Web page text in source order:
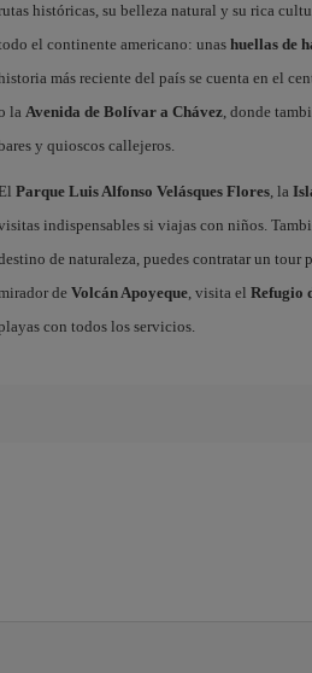
históricas, su belleza natural y su rica
el continente americano: unashuellas de
más reciente del país se cuenta en el
la Avenida de Bolívar a Chávez, donde
y quioscos callejeros.
Parque Luis Alfonso Velásques Flores, la
indispensables si viajas con niños.
de naturaleza, puedes contratar un tour
de Volcán Apoyeque, visita el Refugio
con todos los servicios.